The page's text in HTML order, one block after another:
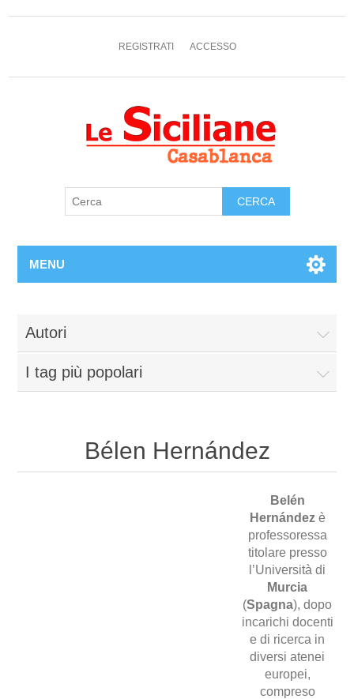
REGISTRATI ACCESSO
MENU
Autori
I tag più popolari
Bélen Hernández
Belén
Hernándezè
professoressa
titolare presso
l’Università di
Murcia
(Spagna), dopo
incarichi docenti
e di ricerca in
diversi atenei
europei,
compreso